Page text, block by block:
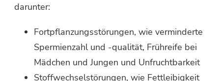
darunter:
Fortpflanzungsstörungen, wie verminderte
Spermienzahl und -qualität, Frühreife bei
Mädchen und Jungen und Unfruchtbarkeit
Stoffwechselstörungen, wie Fettleibigkeit